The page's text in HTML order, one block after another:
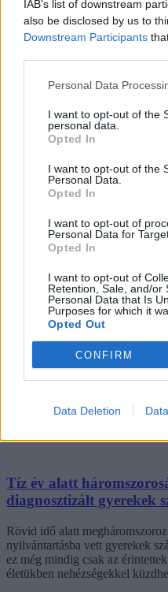
IAB’s list of downstream
also be disclosed by us to
Downstream Participants
Personal Data
I want to opt-out of the
personal data.
Opted In
I want to opt-out of the
Personal Data.
Opted In
I want to opt-out of
Personal Data for
Opted In
I want to opt-out of
Retention, Sale, and/or
Personal Data that Is
Purposes for which it
Opted Out
CONFIRM
Data Deletion
A Lánchíd és a Müpa is
autistákért
Így hívják fel a figyelmet az
Campus life
Tíz év alatt
diagnosztizált gyerekek
Rövid idő alatt
nyilvántartásba vett gyerekek
ez még mindig csak az
életükben nehézségekkel